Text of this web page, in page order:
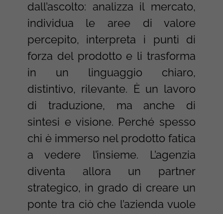
dall’ascolto: analizza il mercato,
individua le aree di valore
percepito, interpreta i punti di
forza del prodotto e li trasforma
in un linguaggio chiaro,
distintivo, rilevante. È un lavoro
di traduzione, ma anche di
sintesi e visione. Perché spesso
chi è immerso nel prodotto fatica
a vedere l’insieme. L’agenzia
diventa allora un partner
strategico, in grado di creare un
ponte tra ciò che l’azienda vuole